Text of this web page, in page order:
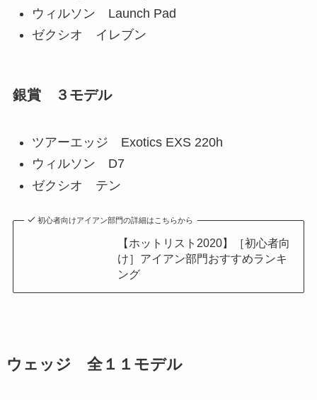
ウィルソン Launch Pad
ゼクシオ イレブン
銀賞 ３モデル
ツアーエッジ Exotics EXS 220h
ウィルソン D7
ゼクシオ テン
初心者向けアイアン部門の詳細はこちらから
【ホットリスト2020】［初心者向
け］アイアン部門おすすめランキ
ング
ウェッジ 全１１モデル